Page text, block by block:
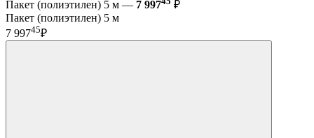
Пакет (полиэтилен) 5 м — 7 997
₽
Пакет (полиэтилен) 5 м
7 99745₽